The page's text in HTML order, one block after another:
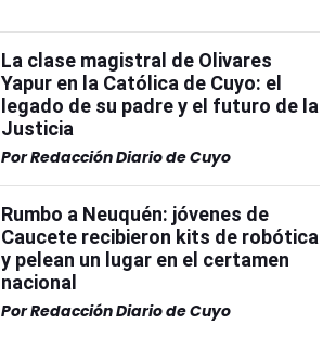
La clase magistral de Olivares
Yapur en la Católica de Cuyo: el
legado de su padre y el futuro de la
Justicia
PorRedacción Diario de Cuyo
Rumbo a Neuquén: jóvenes de
Caucete recibieron kits de robótica
y pelean un lugar en el certamen
nacional
PorRedacción Diario de Cuyo